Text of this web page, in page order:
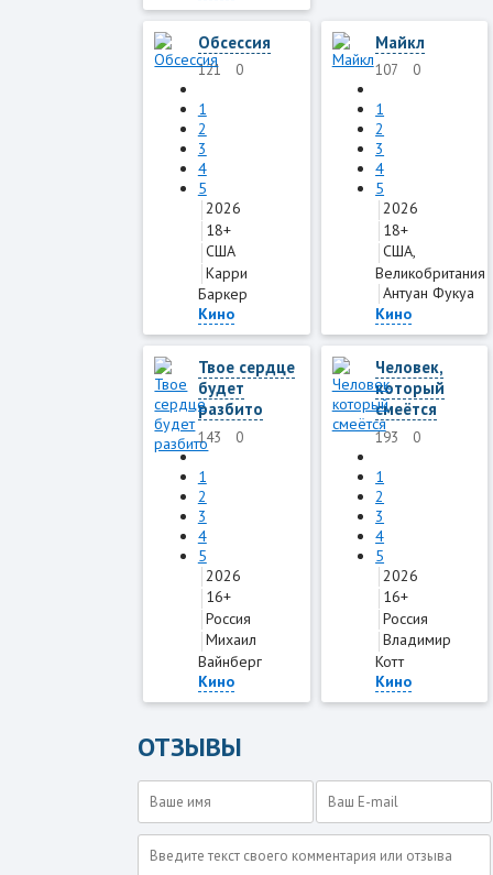
Обсессия
121 0
1
2
3
4
5
2026
18+
США
Карри
Баркер
Кино
Майкл
107 0
1
2
3
4
5
2026
18+
США,
Великобритания
Антуан Фукуа
Кино
Твое сердце
будет
разбито
143 0
1
2
3
4
5
2026
16+
Россия
Михаил
Вайнберг
Кино
Человек,
который
смеётся
193 0
1
2
3
4
5
2026
16+
Россия
Владимир
Котт
Кино
ОТЗЫВЫ